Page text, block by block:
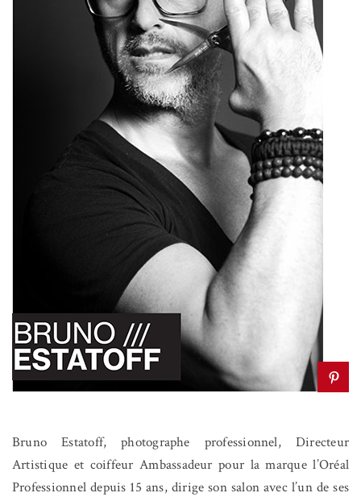
Bruno Estatoff, photographe professionnel, Directeur
Artistique et coiffeur Ambassadeur pour la marque l’Oréal
Professionnel depuis 15 ans, dirige son salon avec l’un de ses